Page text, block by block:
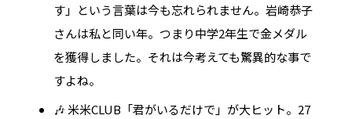
す」という言葉は今も忘れられません。岩崎恭子
さんは私と同い年。つまり中学2年生で金メダル
を獲得しました。それは今考えても驚異的な事で
すよね。
🎶 米米CLUB「君がいるだけで」が大ヒット。27